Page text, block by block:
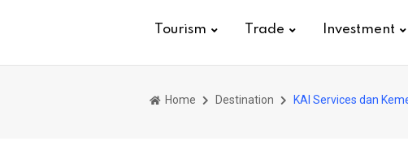
Tourism Trade Investment
Home Destination KAI Services dan